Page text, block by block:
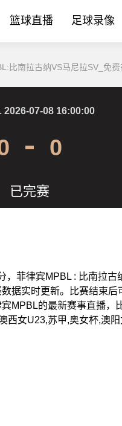
篮球直播 足球录像
比南拉古纳VS马尼拉SV_免
2026-07-08 16:00:00
0
已完赛
，菲律宾MPBL : 比南拉
据实时更新。比赛结束
MPBL的最新赛事直播，
西女U23,苏甲,奥女杯,澳